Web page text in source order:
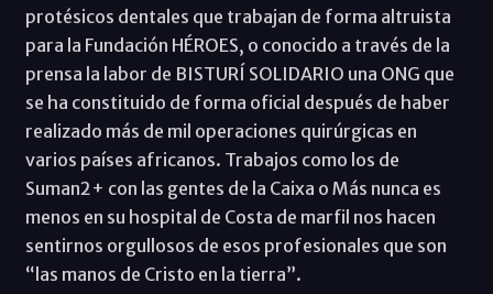
protésicos dentales que trabajan de forma altruista
para la Fundación HÉROES, o conocido a través de la
prensa la labor de BISTURÍ SOLIDARIO una ONG que
se ha constituido de forma oficial después de haber
realizado más de mil operaciones quirúrgicas en
varios países africanos. Trabajos como los de
Suman2+ con las gentes de la Caixa o Más nunca es
menos en su hospital de Costa de marfil nos hacen
sentirnos orgullosos de esos profesionales que son
“las manos de Cristo en la tierra”.